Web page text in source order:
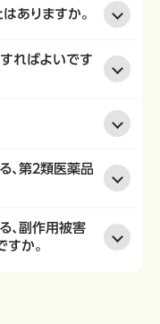
ありますか。
ればよいです
、第２類医薬品
、副作用被害
か。